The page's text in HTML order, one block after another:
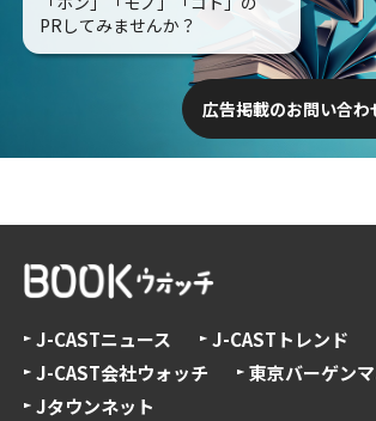
PRしてみませんか？
広告掲載のお問い合わ
J-CASTニュース
J-CASTトレンド
J-CAST会社ウォッチ
東京バーゲン
Jタウンネット